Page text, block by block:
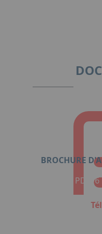
BROCHURE
Format : PDF